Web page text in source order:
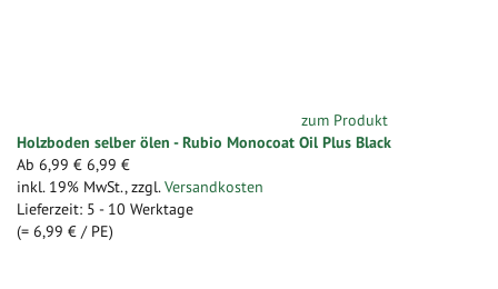
zum Produkt
Holzboden selber ölen - Rubio Monocoat Oil Plus Black
Ab 6,99 € 6,99 €
inkl. 19% MwSt., zzgl. Versandkosten
Lieferzeit: 5 - 10 Werktage
(= 6,99 € / PE)